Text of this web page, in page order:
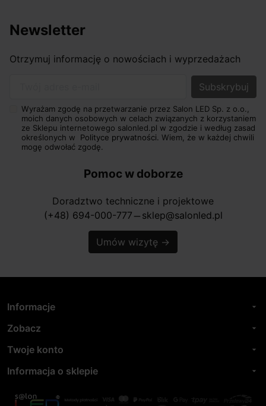
Newsletter
Otrzymuj informację o nowościach i wyprzedażach
Wyrażam zgodę na przetwarzanie przez Salon LED Sp. z o.o.,
moich danych osobowych w celach związanych z korzystaniem
ze Sklepu internetowego salonled.pl w zgodzie i według zasad
określonych w Polityce prywatności. Wiem, że w każdej chwili
mogę odwołać zgodę.
Pomoc w doborze
Doradztwo techniczne i projektowe
(+48) 694-000-777 horizontal_rule sklep@salonled.pl
Umów wizytę →
Informacje arrow_drop_down
Zobacz arrow_drop_down
Twoje konto arrow_drop_down
Informacja o sklepie arrow_drop_down